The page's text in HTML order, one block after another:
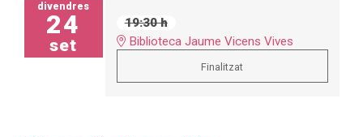
divendres
24
set
19:30 h
Biblioteca Jaume Vicens Vives
Finalitzat